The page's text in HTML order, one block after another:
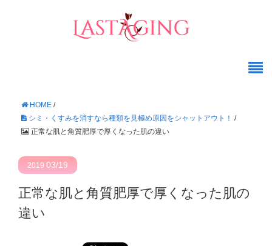
HOME /
シミ・くすみを消すなら種類を見極め原因をシャットアウト！ /
正常な肌と角質肥厚で厚くなった肌の違い
2019 03/19
正常な肌と角質肥厚で厚くなった肌の
違い